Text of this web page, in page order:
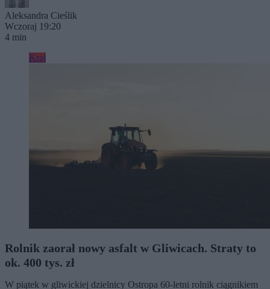
Aleksandra Cieślik
Wczoraj 19:20
4 min
Kraj
Rolnik zaorał nowy asfalt w Gliwicach. Straty to
ok. 400 tys. zł
W piątek w gliwickiej dzielnicy Ostropa 60-letni rolnik ciągnikiem